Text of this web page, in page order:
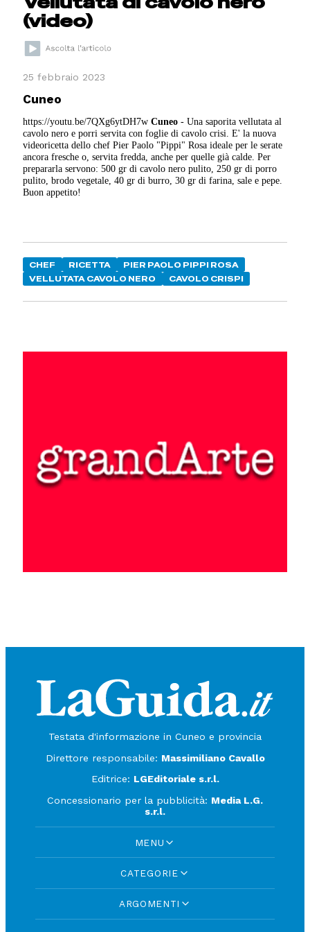
(video)
25 febbraio 2023
Cuneo
https://youtu.be/7QXg6ytDH7wCuneo - Una saporita vellutata al
cavolo nero e porri servita con foglie di cavolo crisi. E' la nuova
videoricetta dello chef Pier Paolo "Pippi" Rosa ideale per le serate
ancora fresche o, servita fredda, anche per quelle già calde. Per
prepararla servono: 500 gr di cavolo nero pulito, 250 gr di porro
pulito, brodo vegetale, 40 gr di burro, 30 gr di farina, sale e pepe.
Buon appetito!
CHEF RICETTA
PIER PAOLO PIPPI ROSA
VELLUTATA CAVOLO NERO
CAVOLO CRISPI
Testata d'informazione in Cuneo e provincia
Direttore responsabile: Massimiliano Cavallo
Editrice: LGEditoriale s.r.l.
Concessionario per la pubblicità: Media L.G.
s.r.l.
MENU
CATEGORIE
ARGOMENTI